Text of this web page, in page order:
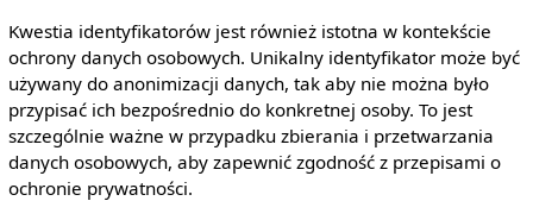
Kwestia identyfikatorów jest również istotna w kontekście
ochrony danych osobowych. Unikalny identyfikator może być
używany do anonimizacji danych, tak aby nie można było
przypisać ich bezpośrednio do konkretnej osoby. To jest
szczególnie ważne w przypadku zbierania i przetwarzania
danych osobowych, aby zapewnić zgodność z przepisami o
ochronie prywatności.